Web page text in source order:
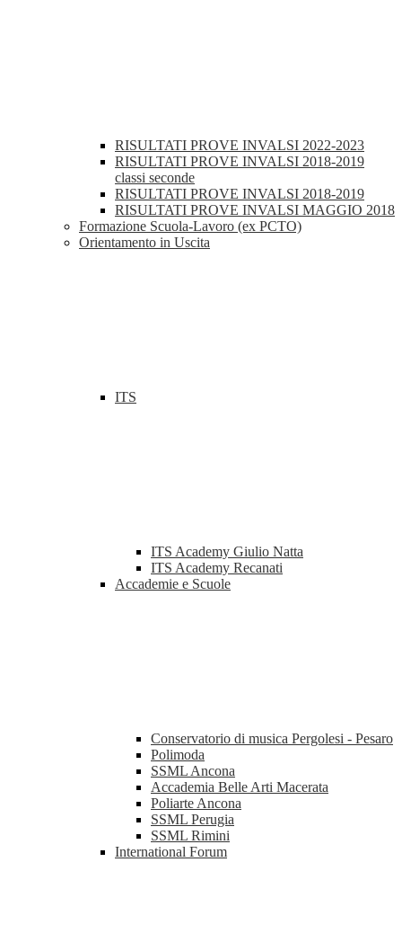
RISULTATI PROVE INVALSI 2022-2023
RISULTATI PROVE INVALSI 2018-2019
classi seconde
RISULTATI PROVE INVALSI 2018-2019
RISULTATI PROVE INVALSI MAGGIO 2018
Formazione Scuola-Lavoro (ex PCTO)
Orientamento in Uscita
ITS
ITS Academy Giulio Natta
ITS Academy Recanati
Accademie e Scuole
Conservatorio di musica Pergolesi - Pesaro
Polimoda
SSML Ancona
Accademia Belle Arti Macerata
Poliarte Ancona
SSML Perugia
SSML Rimini
International Forum